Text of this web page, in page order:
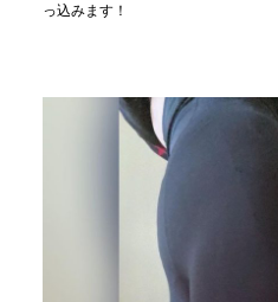
っ込みます！